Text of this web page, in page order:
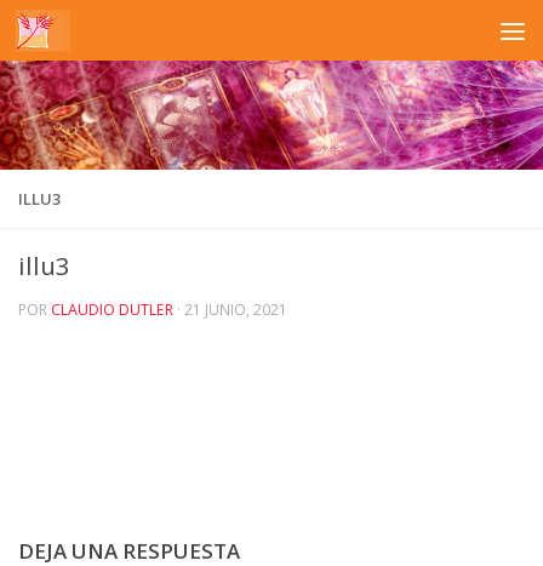
Saltar al contenido
ILLU3
illu3
POR CLAUDIO DUTLER · 21 JUNIO, 2021
DEJA UNA RESPUESTA